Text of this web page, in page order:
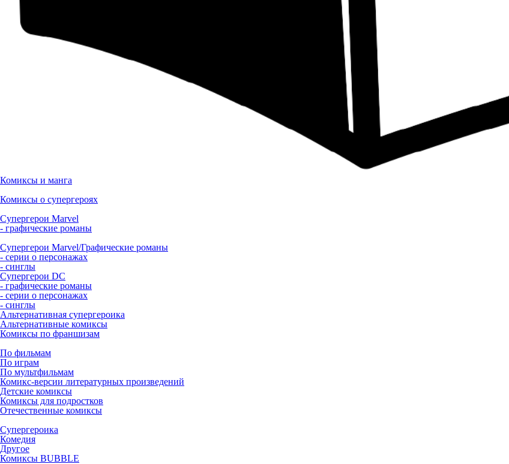
Комиксы и манга
Комиксы о супергероях
Супергерои Marvel
- графические романы
Супергерои Marvel/Графические романы
- серии о персонажах
- синглы
Супергерои DC
- графические романы
- серии о персонажах
- синглы
Альтернативная супергероика
Альтернативные комиксы
Комиксы по франшизам
По фильмам
По играм
По мультфильмам
Комикс-версии литературных произведений
Детские комиксы
Комиксы для подростков
Отечественные комиксы
Супергероика
Комедия
Другое
Комиксы BUBBLE